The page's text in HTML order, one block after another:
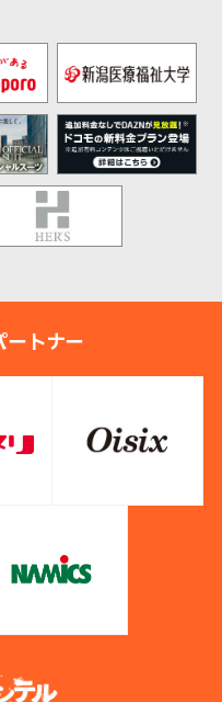
トナー